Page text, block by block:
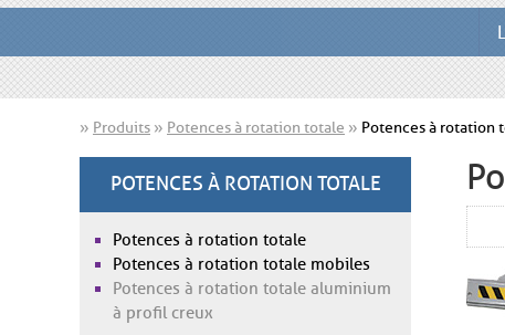
» Produits » Potences à rotation totale » Potences à rotation
POTENCES À ROTATION TOTALE
Potences à rotation totale
Potences à rotation totale mobiles
Potences à rotation totale aluminium
à profil creux